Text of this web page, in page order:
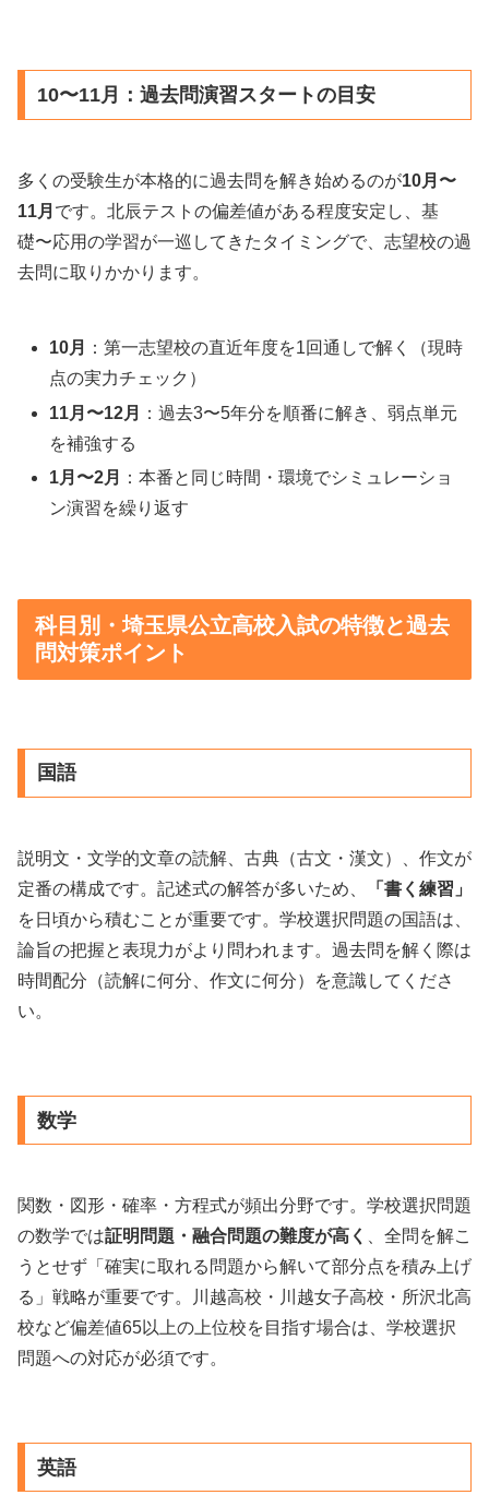
10〜11月：過去問演習スタートの目安
多くの受験生が本格的に過去問を解き始めるのが10月〜
11月 です。北辰テストの偏差値がある程度安定し、基
礎〜応用の学習が一巡してきたタイミングで、志望校の過
去問に取りかかります。
10月
：第一志望校の直近年度を1回通しで解く（現時
点の実力チェック）
11月〜12月
：過去3〜5年分を順番に解き、弱点単元
を補強する
1月〜2月
：本番と同じ時間・環境でシミュレーショ
ン演習を繰り返す
科目別・埼玉県公立高校入試の特徴と過去
問対策ポイント
国語
説明文・文学的文章の読解、古典（古文・漢文）、作文が
定番の構成です。記述式の解答が多いため、
「書く練習」
を日頃から積むことが重要です。学校選択問題の国語は、
論旨の把握と表現力がより問われます。過去問を解く際は
時間配分（読解に何分、作文に何分）を意識してくださ
い。
数学
関数・図形・確率・方程式が頻出分野です。学校選択問題
の数学では証明問題・融合問題の難度が高く 、全問を解こ
うとせず「確実に取れる問題から解いて部分点を積み上げ
る」戦略が重要です。川越高校・川越女子高校・所沢北高
校など偏差値65以上の上位校を目指す場合は、学校選択
問題への対応が必須です。
英語